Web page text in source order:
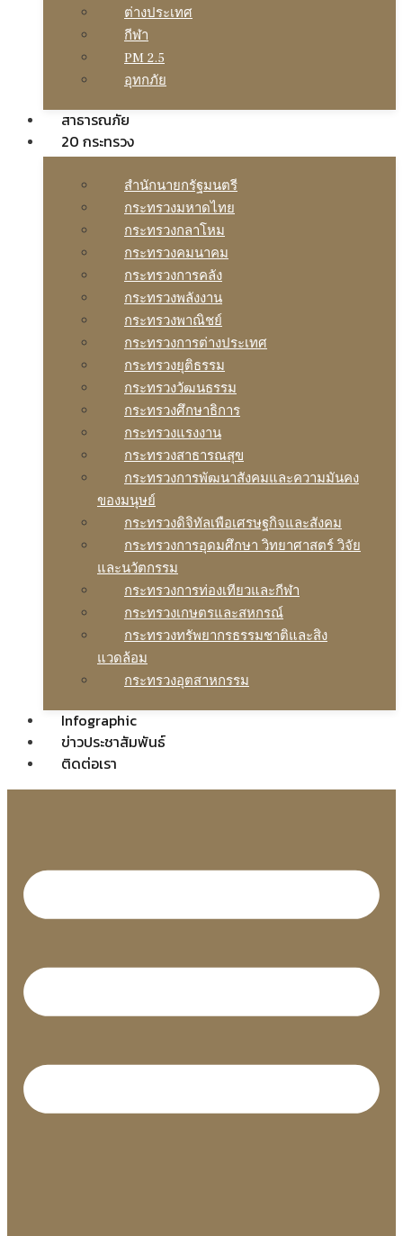
ต่างประเทศ
กีฬา
PM 2.5
อุทกภัย
สาธารณภัย
20 กระทรวง
สํานักนายกรัฐมนตรี
กระทรวงมหาดไทย
กระทรวงกลาโหม
กระทรวงคมนาคม
กระทรวงการคลัง
กระทรวงพลังงาน
กระทรวงพาณิชย์
กระทรวงการต่างประเทศ
กระทรวงยุติธรรม
กระทรวงวัฒนธรรม
กระทรวงศึกษาธิการ
กระทรวงแรงงาน
กระทรวงสาธารณสุข
กระทรวงการพัฒนาสังคมและความมันคง
ของมนุษย์
กระทรวงดิจิทัลเพือเศรษฐกิจและสังคม
กระทรวงการอุดมศึกษา วิทยาศาสตร์ วิจัย
และนวัตกรรม
กระทรวงการท่องเทียวและกีฬา
กระทรวงเกษตรและสหกรณ์
กระทรวงทรัพยากรธรรมชาติและสิง
แวดล้อม
กระทรวงอุตสาหกรรม
Infographic
ข่าวประชาสัมพันธ์
ติดต่อเรา